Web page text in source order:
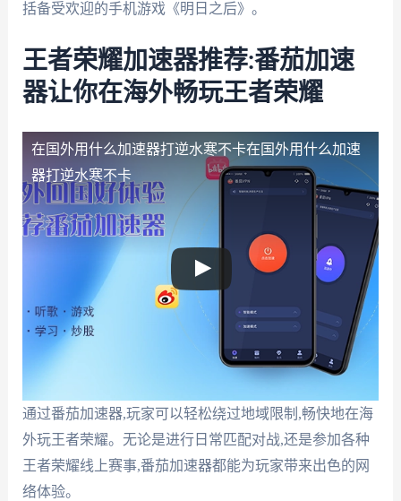
括备受欢迎的手机游戏《明日之后》。
王者荣耀加速器推荐:番茄加速
器让你在海外畅玩王者荣耀
在国外用什么加速器打逆水寒不卡在国外用什么加速
器打逆水寒不卡
通过番茄加速器,玩家可以轻松绕过地域限制,畅快地在海
外玩王者荣耀。无论是进行日常匹配对战,还是参加各种
王者荣耀线上赛事,番茄加速器都能为玩家带来出色的网
络体验。